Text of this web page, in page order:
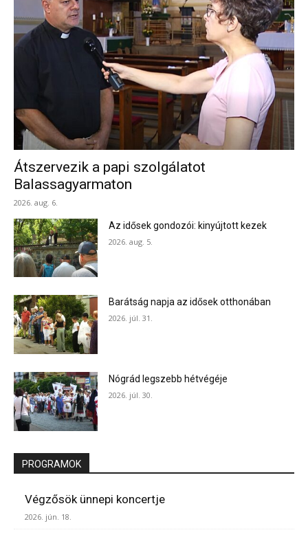
Átszervezik a papi szolgálatot
Balassagyarmaton
2026. aug. 6.
Az idősek gondozói: kinyújtott kezek
2026. aug. 5.
Barátság napja az idősek otthonában
2026. júl. 31.
Nógrád legszebb hétvégéje
2026. júl. 30.
PROGRAMOK
Végzősök ünnepi koncertje
2026. jún. 18.